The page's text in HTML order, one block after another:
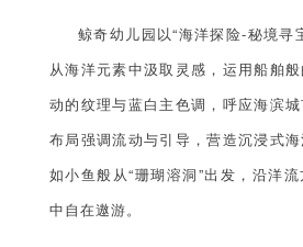
头条资讯
机 构
人 物
地 产
快速搜索
鲸奇幼儿园以“海洋探险-秘境寻
从海洋元素中汲取灵感，运用船舶
动的纹理与蓝白主色调，呼应海滨
布局强调流动与引导，营造沉浸式
如小鱼般从“珊瑚溶洞”出发，沿洋
中自在遨游。